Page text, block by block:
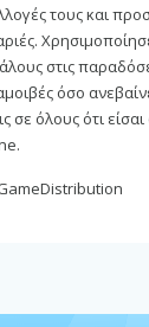
τους και
στις
όσο
σε όλους ότι